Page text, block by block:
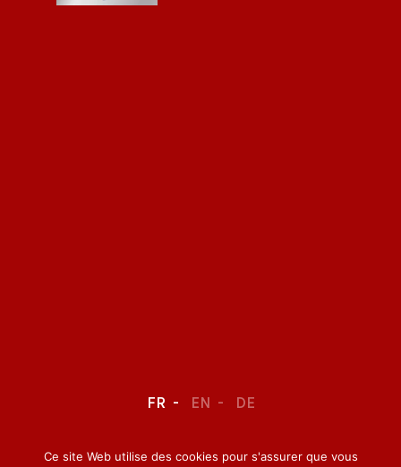
FR EN DE
LEGAL NOTICE–CONFIDENTIALITY
Ce site Web utilise des cookies pour s'assurer que vous